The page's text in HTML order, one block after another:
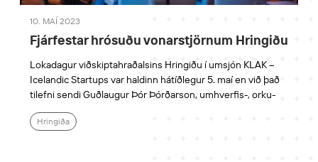
10. MAÍ 2023
Fjárfestar hrósuðu vonarstjörnum Hringiðu
Lokadagur viðskiptahraðalsins Hringiðu í umsjón KLAK –
Icelandic Startups var haldinn hátíðlegur 5. maí en við það
tilefni sendi Guðlaugur Þór Þórðarson, umhverfis-, orku-
Hringiða